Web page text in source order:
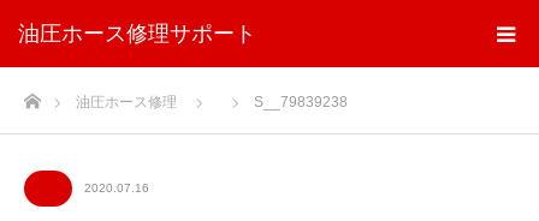
油圧ホース修理サポート
ホーム油圧ホース修理 S__79839238
2020.07.16